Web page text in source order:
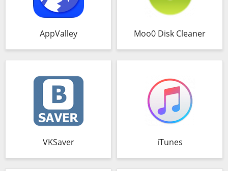
AppValley Moo0 Disk Cleaner
VKSaver iTunes